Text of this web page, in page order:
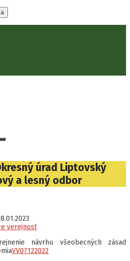
úrad Liptovský
a lesný odbor
verejnosť
návrhu všeobecných zásad
VV07122022